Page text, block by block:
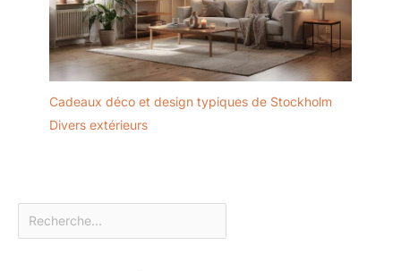
Cadeaux déco et design typiques de Stockholm
Divers extérieurs